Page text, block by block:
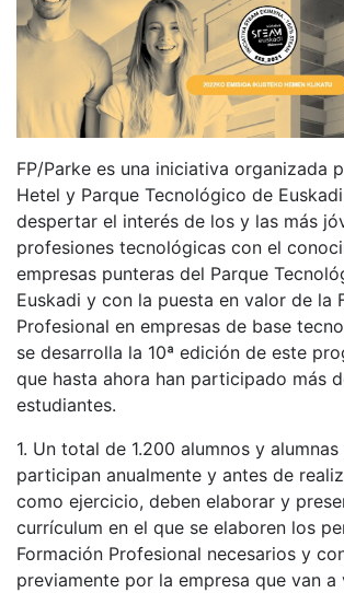
FP/Parke es una iniciativa organizada
Hetel y Parque Tecnológico de Euskadi
despertar el interés de los y las más
profesiones tecnológicas con el
empresas punteras del Parque
Euskadi y con la puesta en valor de la
Profesional en empresas de base
se desarrolla la 10ª edición de este
que hasta ahora han participado más
estudiantes.
1. Un total de 1.200 alumnos y
participan anualmente y antes de
como ejercicio, deben elaborar y
currículum en el que se elaboren los
Formación Profesional necesarios y
previamente por la empresa que van a